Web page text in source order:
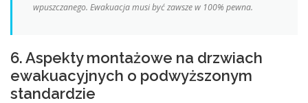
wpuszczanego. Ewakuacja musi być zawsze w 100% pewna.
6. Aspekty montażowe na drzwiach
ewakuacyjnych o podwyższonym
standardzie